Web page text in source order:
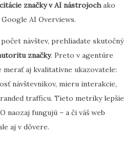
citácie značky v AI nástrojochako
AI Overviews.
návštev, prehliadate skutočný
značky. Preto v agentúre
merať aj kvalitatívne ukazovatele:
návštevníkov, mieru interakcie,
trafficu. Tieto metriky lepšie
naozaj fungujú – a či váš web
aj v dôvere.